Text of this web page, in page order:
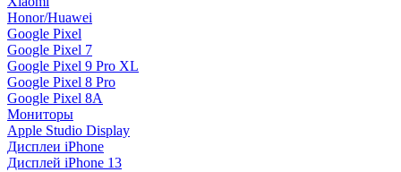
Honor/Huawei
Google Pixel
Google Pixel 7
Google Pixel 9 Pro XL
Google Pixel 8 Pro
Google Pixel 8A
Мониторы
Apple Studio Display
Дисплеи iPhone
Дисплей iPhone 13